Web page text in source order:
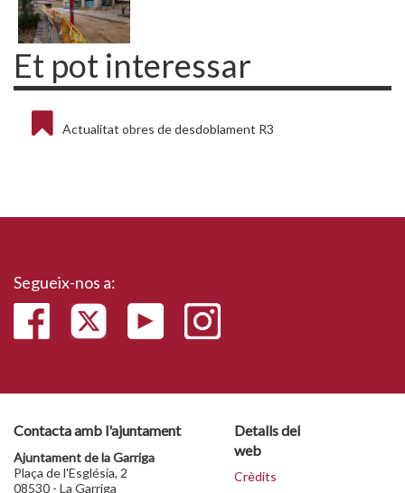
Et pot interessar
Actualitat obres de desdoblament R3
Segueix-nos a:
Contacta amb l'ajuntament
Ajuntament de la Garriga
Plaça de l'Església, 2
08530 - La Garriga
Detalls del
web
Crèdits